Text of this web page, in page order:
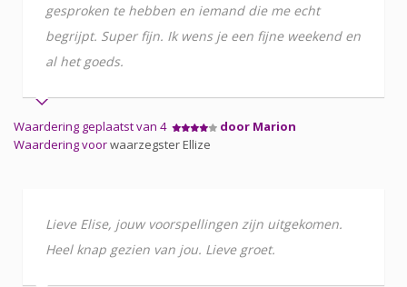
gesproken te hebben en iemand die me echt
begrijpt. Super fijn. Ik wens je een fijne weekend en
al het goeds.
Waardering geplaatst van 4
door Marion
Waardering voorwaarzegster Ellize
Lieve Elise, jouw voorspellingen zijn uitgekomen.
Heel knap gezien van jou. Lieve groet.